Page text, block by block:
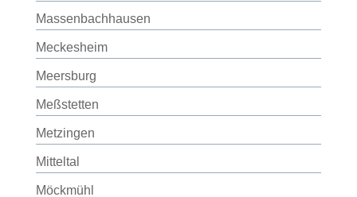
Massenbachhausen
Meckesheim
Meersburg
Meßstetten
Metzingen
Mitteltal
Möckmühl